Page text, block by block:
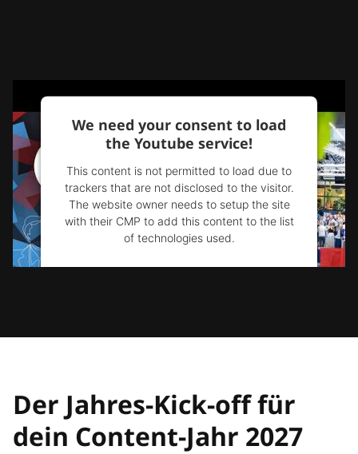
We need your consent to load
the Youtube service!
This content is not permitted to load due to
trackers that are not disclosed to the visitor.
The website owner needs to setup the site
with their CMP to add this content to the list
of technologies used.
Powered byUsercentrics Consent
Der Jahres-Kick-off für
dein Content-Jahr 2027